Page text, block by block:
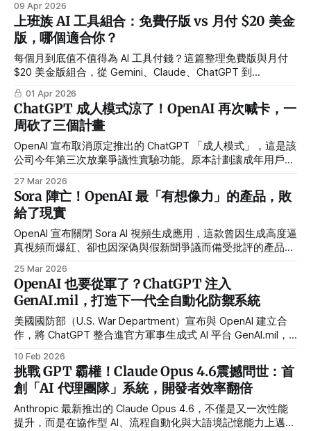
導、上班族補強理科基礎。
09 Apr 2026
上班族 AI 工具組合：免費仔版 vs 月付 $20 美金
版，哪個適合你？
每個月到底值不值得為 AI 工具付錢？這篇整理免費版與月付
$20 美金版組合，從 Gemini、Claude、ChatGPT 到
NotebookLM、Canva、Gamma，清楚說明哪個工具做什麼任
務最適合，讓上班族直接對照需求做決定。
01 Apr 2026
ChatGPT 成人模式涼了！OpenAI 再次喊卡，一
周砍了三個計畫
OpenAI 宣布取消原定推出的 ChatGPT 「成人模式」，這是該
公司今年第三次放棄爭議性實驗功能。原本計劃讓成年用戶透
隊強烈反對、法律風險與公關壓力而擱置。
27 Mar 2026
Sora 陣亡！OpenAI 最「有想像力」的產品，敗
給了現實
OpenAI 宣布關閉 Sora AI 視頻生成應用，這款曾因生成高度逼
真視頻而爆紅、卻也因深偽與假新聞爭議而備受批評的產品，
25 Mar 2026
OpenAI 也要從軍了？ChatGPT 注入
GenAI.mil，打造下一代全自動化防禦系統
美國國防部（U.S. War Department）宣布與 OpenAI 建立合
作，將 ChatGPT 整合進官方軍事生成式 AI 平台 GenAI.mil，
10 Feb 2026
挑戰 GPT 霸權！Claude Opus 4.6震撼問世：首
創「AI 代理團隊」系統，開發者效率翻倍
Anthropic 最新推出的 Claude Opus 4.6，不僅是又一次性能
提升，而是在協作型 AI、流程自動化與大語境記憶能力上邁出